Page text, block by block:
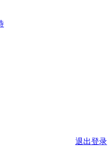
退出登录